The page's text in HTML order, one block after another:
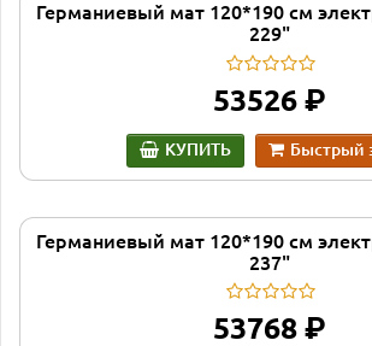
Германиевый мат 120*190 см
229"
53526 руб.
КУПИТЬ Быстрый
Германиевый мат 120*190 см
237"
53768 руб.